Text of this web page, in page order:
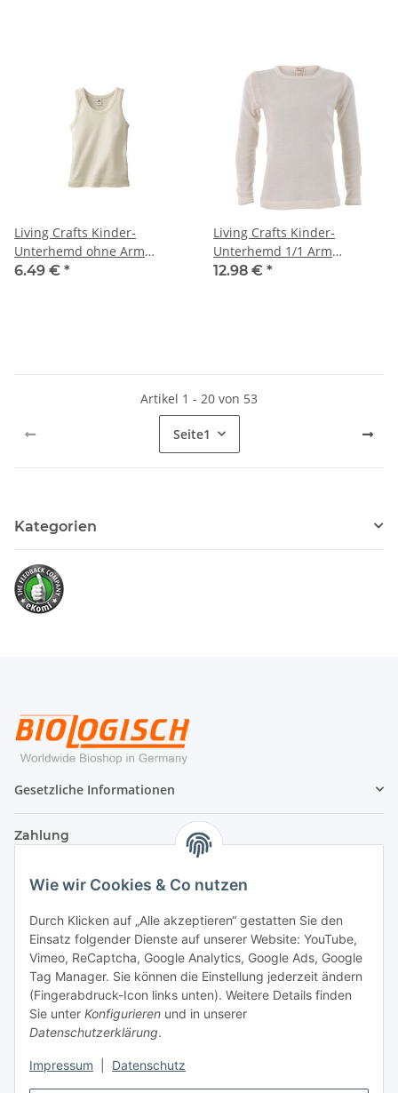
Wie wir Cookies & Co nutzen
Durch Klicken auf „Alle akzeptieren“ gestatten Sie den
Einsatz folgender Dienste auf unserer Website: YouTube,
Vimeo, ReCaptcha, Google Analytics, Google Ads, Google
Tag Manager. Sie können die Einstellung jederzeit ändern
(Fingerabdruck-Icon links unten). Weitere Details finden
Sie unter Konfigurieren und in unserer
Datenschutzerklärung.
Impressum Datenschutz
Living Crafts Kinder-
Unterhemd ohne Arm
Baumwolle 1St.
6.49 € *
Living Crafts Kinder-
Unterhemd 1/1 Arm
Baumwolle 1St.
12.98 € *
Artikel 1 - 20 von 53
Seite1
Kategorien
Gesetzliche Informationen
Zahlung
Versand